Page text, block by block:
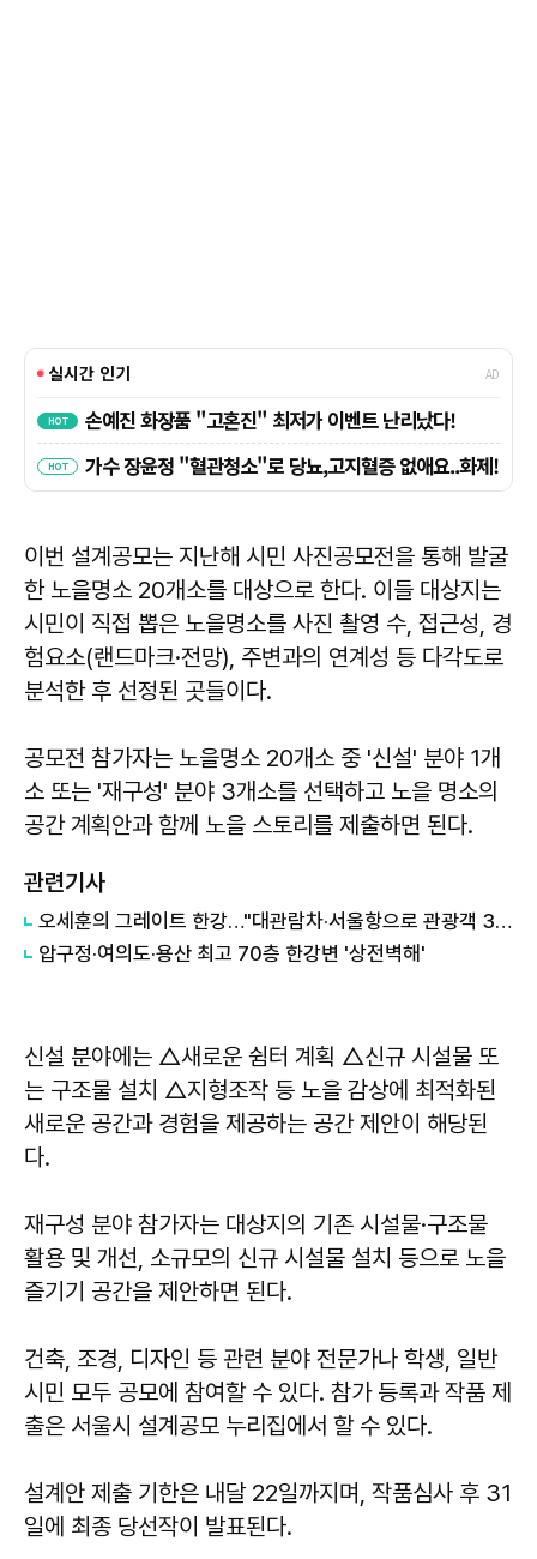
이번 설계공모는 지난해 시민 사진공모전을 통해 발굴
한 노을명소 20개소를 대상으로 한다. 이들 대상지는
시민이 직접 뽑은 노을명소를 사진 촬영 수, 접근성, 경
험요소(랜드마크·전망), 주변과의 연계성 등 다각도로
분석한 후 선정된 곳들이다.
공모전 참가자는 노을명소 20개소 중 '신설' 분야 1개
소 또는 '재구성' 분야 3개소를 선택하고 노을 명소의
공간 계획안과 함께 노을 스토리를 제출하면 된다.
관련기사
​오세훈의 그레이트 한강…"대관람차·서울항으로 관광객 3000만 시대 노려"
​압구정·여의도·용산 최고 70층 한강변 '상전벽해'
신설 분야에는 △새로운 쉼터 계획 △신규 시설물 또
는 구조물 설치 △지형조작 등 노을 감상에 최적화된
새로운 공간과 경험을 제공하는 공간 제안이 해당된
다.
재구성 분야 참가자는 대상지의 기존 시설물·구조물
활용 및 개선, 소규모의 신규 시설물 설치 등으로 노을
즐기기 공간을 제안하면 된다.
건축, 조경, 디자인 등 관련 분야 전문가나 학생, 일반
시민 모두 공모에 참여할 수 있다. 참가 등록과 작품 제
출은 서울시 설계공모 누리집에서 할 수 있다.
설계안 제출 기한은 내달 22일까지며, 작품심사 후 31
일에 최종 당선작이 발표된다.